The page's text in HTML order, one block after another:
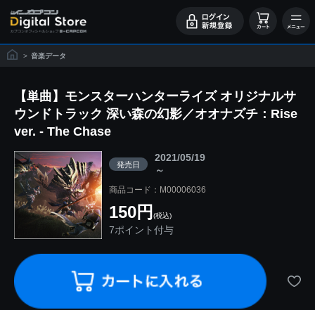
> 音楽データ
【単曲】モンスターハンターライズ オリジナルサ
ウンドトラック 深い森の幻影／オオナズチ：Rise
ver. - The Chase
発売日
2021/05/19
～
商品コード：M00006036
150円 (税込)
7ポイント付与